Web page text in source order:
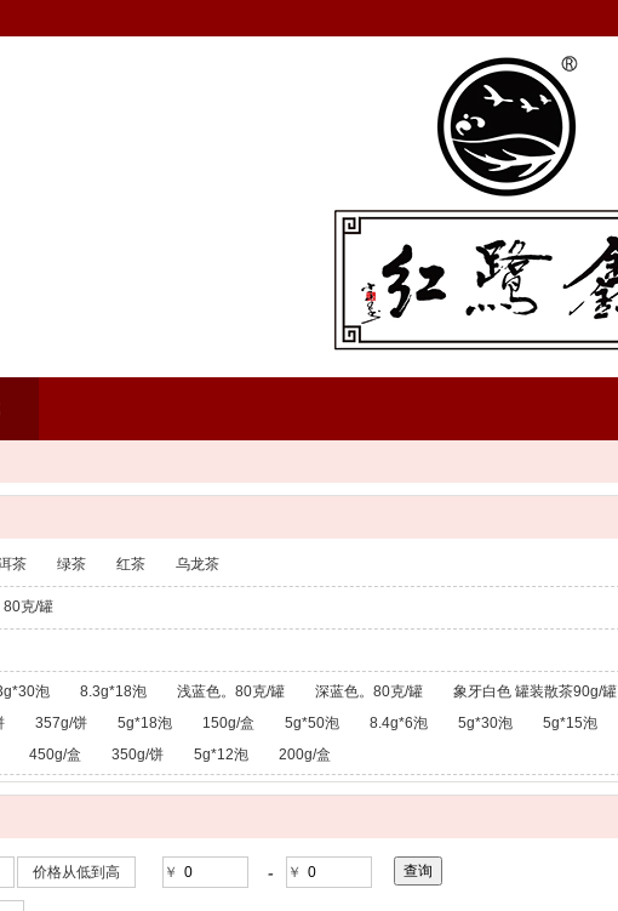
茶 绿茶 红茶 乌龙茶
80克/罐
泡 8.3g*18泡 浅蓝色。80克/罐 深蓝色。80克/罐 象牙白色 罐装散茶90g/罐
357g/饼 5g*18泡 150g/盒 5g*50泡 8.4g*6泡 5g*30泡 5g*15泡
450g/盒 350g/饼 5g*12泡 200g/盒
价格从低到高 ￥ - ￥